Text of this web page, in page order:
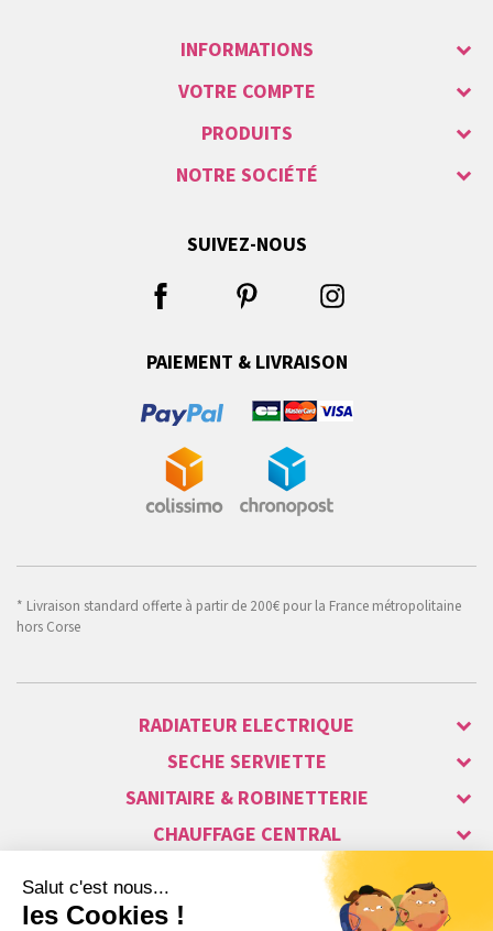
INFORMATIONS
VOTRE COMPTE
PRODUITS
NOTRE SOCIÉTÉ
SUIVEZ-NOUS
PAIEMENT & LIVRAISON
* Livraison standard offerte à partir de 200€ pour la France métropolitaine
hors Corse
RADIATEUR ELECTRIQUE
SECHE SERVIETTE
SANITAIRE & ROBINETTERIE
CHAUFFAGE CENTRAL
ALARME & SÉCURITÉ
MAISON CONNECTÉE